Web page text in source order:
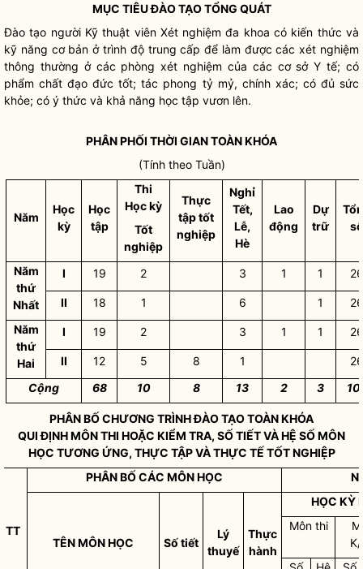
MỤC TIÊU ĐÀO TẠO TỔNG QUÁT
Đào tạo người Kỹ thuật viên Xét nghiệm đa khoa có kiến thức và
kỹ năng cơ bản ở trình độ trung cấp để làm được các xét nghiệm
thông thường ở các phòng xét nghiệm của các cơ sở Y tế; có
phẩm chất đạo đức tốt; tác phong tỷ mỷ, chính xác; có đủ sức
khỏe; có ý thức và khả năng học tập vươn lên.
PHÂN PHỐI THỜI GIAN TOÀN KHÓA
(Tính theo Tuần)
Năm
Học
kỳ
Học
tập
Thi
Học kỳ
Tốt
nghiệp
Thực
tập tốt
nghiệp
Nghỉ
Tết,
Lễ,
Hè
Lao
động
Dự
trữ
số
Năm
thứ
Nhất
I 19 2 3 1 1 26
II 18 1 6 1
26
Năm
thứ
Hai
I 19 2 3 1 1 26
II 12 5 8 1
26
Cộng
68 10 8 13 2 3
PHÂN BỐ CHƯƠNG TRÌNH ĐÀO TẠO TOÀN KHÓA
QUI ĐỊNH MÔN THI HOẶC KIỂM TRA, SỐ TIẾT VÀ HỆ SỐ MÔN
HỌC TƯƠNG ỨNG, THỰC TẬP VÀ THỰC TẾ TỐT NGHIỆP
TT
PHÂN BỐ CÁC MÔN HỌC
TÊN MÔN HỌC Số tiết
Lý
thuyế
Thực
hành
HỌC KỲ I
Môn thi